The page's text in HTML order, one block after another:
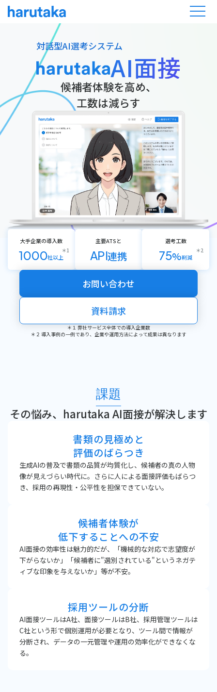
対話型AI選考システム
AI面接
候補者体験を高め、
工数は減らす
大手企業の導入数
1000社以上
＊1
主要ATSと
API連携
選考工数
75%削減
＊2
お問い合わせ
資料請求
＊１ 弊社サービス全体での導入企業数
＊２ 導入事例の一例であり、企業や運用方法によって成果は異なります
課題
その悩み、harutaka AI面接が解決します
書類の見極めと
評価のばらつき
生成AIの普及で書類の品質が均質化し、候補者の真の人物
像が見えづらい時代に。さらに人による面接評価もばらつ
き、採用の再現性・公平性を担保できていない。
候補者体験が
低下することへの不安
AI面接の効率性は魅力的だが、「機械的な対応で志望度が
下がらないか」「候補者に"選別されている"というネガテ
ィブな印象を与えないか」等が不安。
採用ツールの分断
AI面接ツールはA社、面接ツールはB社、採用管理ツールは
C社という形で個別運用が必要となり、ツール間で情報が
分断され、データの一元管理や運用の効率化ができなくな
る。